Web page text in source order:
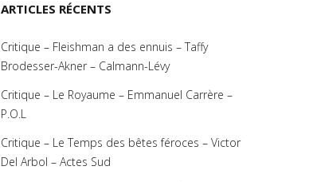
ARTICLES RÉCENTS
Critique – Fleishman a des ennuis – Taffy
Brodesser-Akner – Calmann-Lévy
Critique – Le Royaume – Emmanuel Carrère –
P.O.L
Critique – Le Temps des bêtes féroces – Victor
Del Arbol – Actes Sud